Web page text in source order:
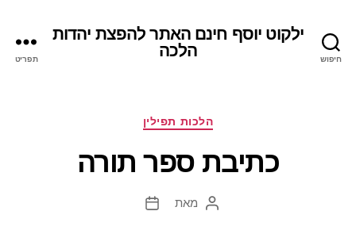
חיפוש
ילקוט יוסף חינם האתר להפצת יהדות
הלכה
תפריט
קטגוריות
הלכות תפילין
כתיבת ספר תורה
המחבר
מאת
תאריך